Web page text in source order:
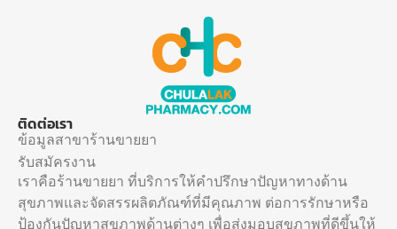
ติดต่อเรา
ข้อมูลสาขาร้านขายยา
รับสมัครงาน
เราคือร้านขายยา ที่บริการให้คำปรึกษาปัญหาทางด้าน
สุขภาพและจัดสรรผลิตภัณฑ์ที่มีคุณภาพ ต่อการรักษาหรือ
ป้องกันปัญหาสุขภาพด้านต่างๆ เพื่อส่งมอบสุขภาพที่ดีขึ้นให้